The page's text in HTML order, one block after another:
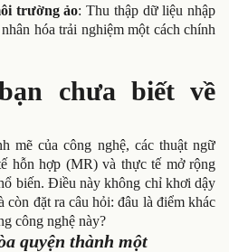
trường ảo: Thu thập dữ liệu nhập
hóa trải nghiệm một cách chính
chưa biết về
mẽ của công nghệ, các thuật ngữ
hỗn hợp (MR) và thực tế mở rộng
biến. Điều này không chỉ khơi dậy
còn đặt ra câu hỏi: đâu là điểm khác
công nghệ này?
quyện thành một